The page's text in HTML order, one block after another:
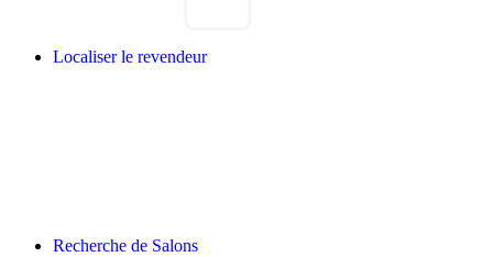
Localiser le revendeur
Recherche de Salons